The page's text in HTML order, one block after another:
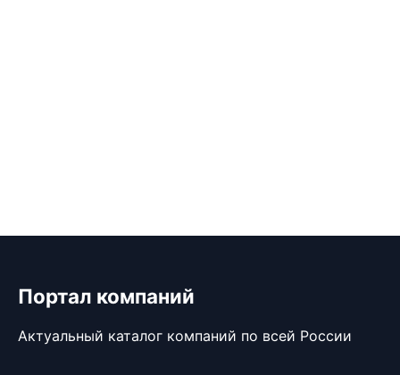
Портал компаний
Актуальный каталог компаний по всей России